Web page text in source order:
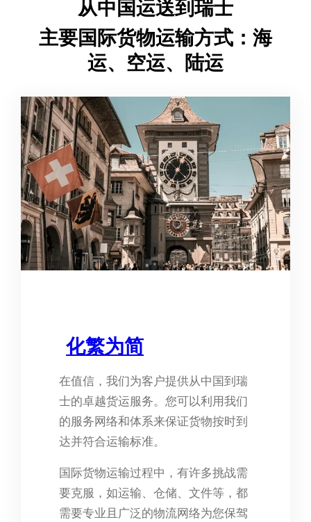
从中国运送到瑞士
主要国际货物运输方式：海
运、空运、陆运
化繁为简
在值信，我们为客户提供从中国到瑞
士的卓越货运服务。您可以利用我们
的服务网络和体系来保证货物按时到
达并符合运输标准。
国际货物运输过程中，有许多挑战需
要克服，如运输、仓储、文件等，都
需要专业且广泛的物流网络为您保驾